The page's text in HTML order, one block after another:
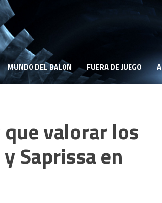
MUNDO DEL BALON FUERA DE JUEGO
valorar los
Saprissa en